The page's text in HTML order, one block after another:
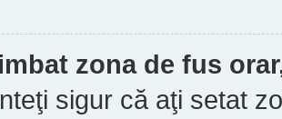
zona de fus
sigur că aţi setat